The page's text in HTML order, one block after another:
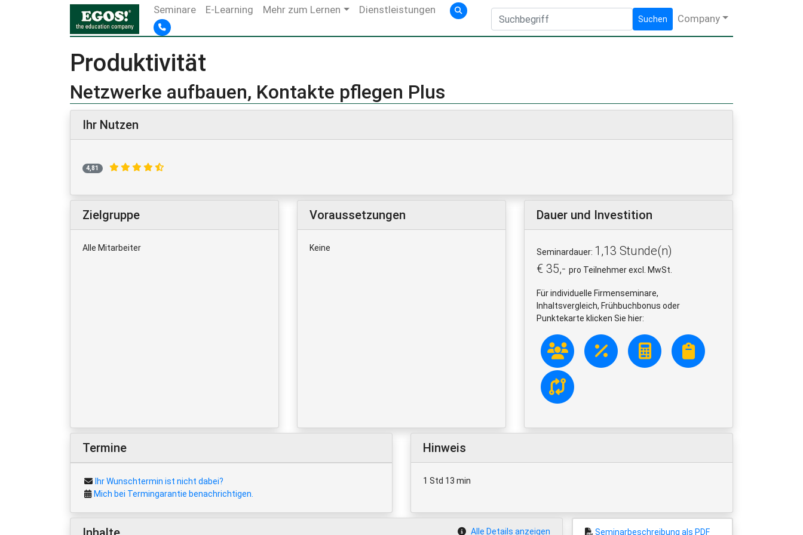
Seminare E-Learning Mehr zum Lernen Dienstleistungen
Suchen Company
Produktivität
Netzwerke aufbauen, Kontakte pflegen Plus
Ihr Nutzen
4,81
Zielgruppe
Alle Mitarbeiter
Voraussetzungen
Keine
Dauer und Investition
Seminardauer: 1,13 Stunde(n)
€ 35,- pro Teilnehmer excl. MwSt.
Für individuelle Firmenseminare,
Inhaltsvergleich, Frühbuchbonus oder
Punktekarte klicken Sie hier:
Termine
Ihr Wunschtermin ist nicht dabei?
Mich bei Termingarantie benachrichtigen.
Hinweis
1 Std 13 min
Alle Details anzeigen Seminarbeschreibung als PDF